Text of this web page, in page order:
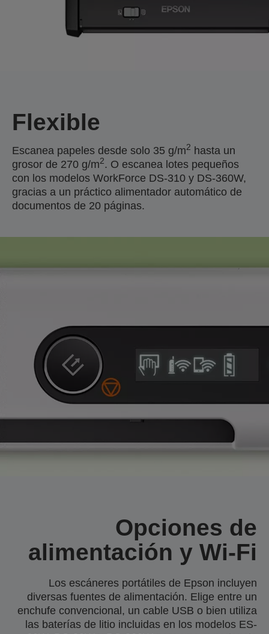
Flexible
Escanea papeles desde solo 35 g/m2 hasta un
grosor de 270 g/m2. O escanea lotes pequeños
con los modelos WorkForce DS-310 y DS-360W,
gracias a un práctico alimentador automático de
documentos de 20 páginas.
Opciones de
alimentación y Wi-Fi
Los escáneres portátiles de Epson incluyen
diversas fuentes de alimentación. Elige entre un
enchufe convencional, un cable USB o bien utiliza
las baterías de litio incluidas en los modelos ES-